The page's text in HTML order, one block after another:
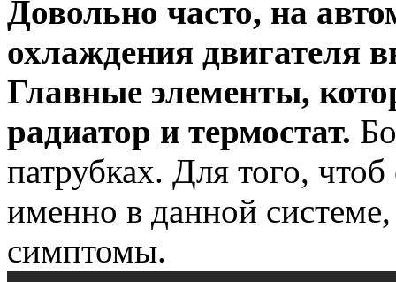
Довольно часто, на
охлаждения двигателя
Главные элементы,
радиатор и термостат.
патрубках. Для того,
именно в данной системе,
симптомы.